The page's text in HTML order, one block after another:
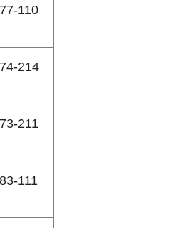
110
214
211
111